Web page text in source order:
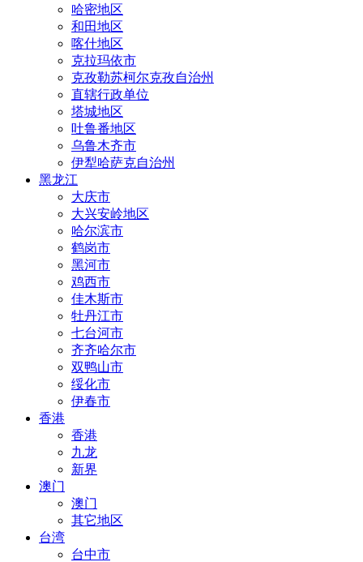
哈密地区
和田地区
喀什地区
克拉玛依市
克孜勒苏柯尔克孜自治州
直辖行政单位
塔城地区
吐鲁番地区
乌鲁木齐市
伊犁哈萨克自治州
黑龙江
大庆市
大兴安岭地区
哈尔滨市
鹤岗市
黑河市
鸡西市
佳木斯市
牡丹江市
七台河市
齐齐哈尔市
双鸭山市
绥化市
伊春市
香港
香港
九龙
新界
澳门
澳门
其它地区
台湾
台中市